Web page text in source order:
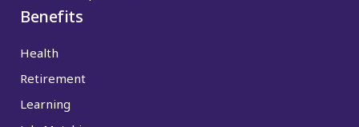
Benefits
Health
Retirement
Learning